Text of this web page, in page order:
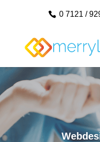
0 7121 /